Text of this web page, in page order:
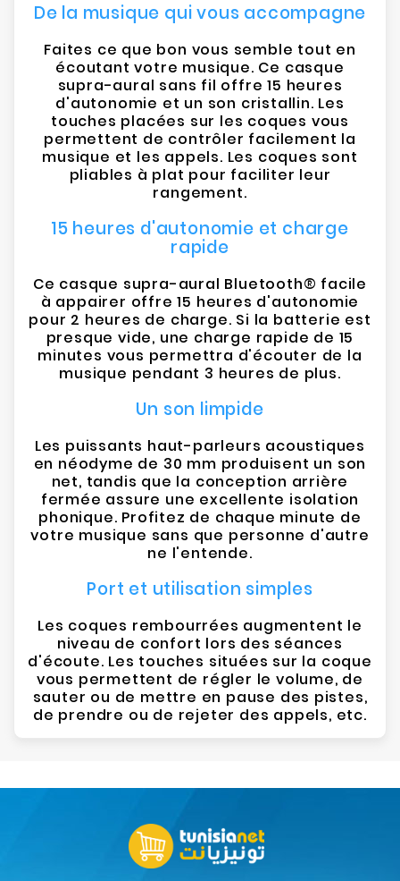
De la musique qui vous accompagne
Faites ce que bon vous semble tout en
écoutant votre musique. Ce casque
supra-aural sans fil offre 15 heures
d'autonomie et un son cristallin. Les
touches placées sur les coques vous
permettent de contrôler facilement la
musique et les appels. Les coques sont
pliables à plat pour faciliter leur
rangement.
15 heures d'autonomie et charge
rapide
Ce casque supra-aural Bluetooth® facile
à appairer offre 15 heures d'autonomie
pour 2 heures de charge. Si la batterie est
presque vide, une charge rapide de 15
minutes vous permettra d'écouter de la
musique pendant 3 heures de plus.
Un son limpide
Les puissants haut-parleurs acoustiques
en néodyme de 30 mm produisent un son
net, tandis que la conception arrière
fermée assure une excellente isolation
phonique. Profitez de chaque minute de
votre musique sans que personne d'autre
ne l'entende.
Port et utilisation simples
Les coques rembourrées augmentent le
niveau de confort lors des séances
d'écoute. Les touches situées sur la coque
vous permettent de régler le volume, de
sauter ou de mettre en pause des pistes,
de prendre ou de rejeter des appels, etc.